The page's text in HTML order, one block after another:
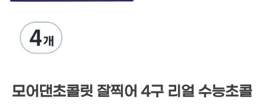
모어댄초콜릿 잘찍어 4구 리얼 수능초콜